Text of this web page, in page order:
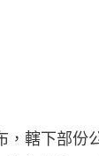
，轄下部份